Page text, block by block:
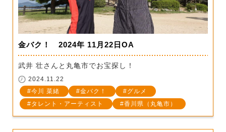
金バク！ 2024年 11月22日OA
武井 壮さんと丸亀市でお宝探し！
2024.11.22
今川 菜緒
金バク！
グルメ
タレント・アーティスト
香川県（丸亀市）